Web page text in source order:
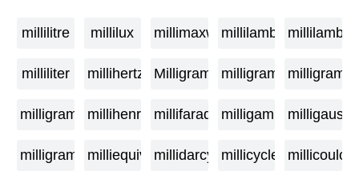
millilitre millilux millimaxwellmillilambda
milliliter millihertz Milligramagemilligrame
milligrammemillihenry millifarad milligammamilligauss
milligram milliequivalentmillidarcy millicycle